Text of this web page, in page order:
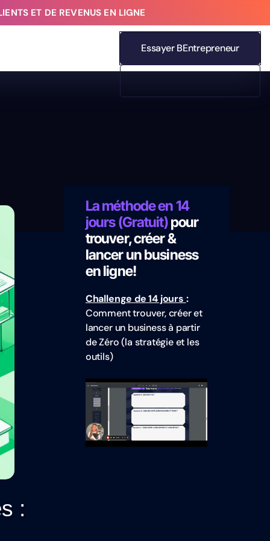
ET DE REVENUS EN LIGNE
Essayer BEntrepreneur
:
La méthode en 14
jours (Gratuit)pour
trouver, créer &
lancer un business
en ligne!
Challenge de 14 jours :
Comment trouver, créer et
lancer un business à partir
de Zéro (la stratégie et les
outils)